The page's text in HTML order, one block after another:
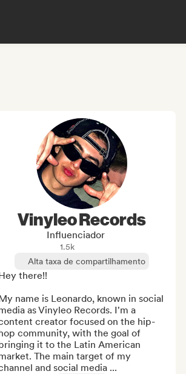
Vinyleo Records
Influenciador
1.5k
Alta taxa de compartilhamento
there!!
name is Leonardo, known in social
as Vinyleo Records. I'm a
creator focused on the hip-
community, with the goal of
it to the Latin American
The main target of my
and social media ...